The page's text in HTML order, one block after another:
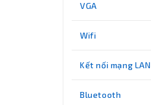
VGA
Wifi
Kết nối mạng LAN
Bluetooth